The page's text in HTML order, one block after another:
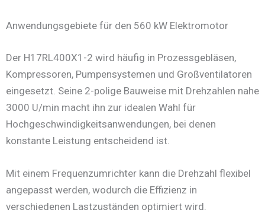
Anwendungsgebiete für den 560 kW Elektromotor
Der H17RL400X1-2 wird häufig in Prozessgebläsen,
Kompressoren, Pumpensystemen und Großventilatoren
eingesetzt. Seine 2-polige Bauweise mit Drehzahlen nahe
3000 U/min macht ihn zur idealen Wahl für
Hochgeschwindigkeitsanwendungen, bei denen
konstante Leistung entscheidend ist.
Mit einem Frequenzumrichter kann die Drehzahl flexibel
angepasst werden, wodurch die Effizienz in
verschiedenen Lastzuständen optimiert wird.